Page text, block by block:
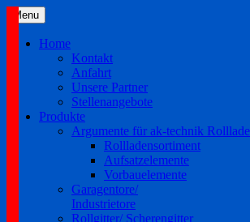
Skip
content
Menu
Home
Kontakt
Anfahrt
Unsere Partner
Stellenangebote
Produkte
Argumente für ak-technik
Rollladensortiment
Aufsatzelemente
Vorbauelemente
Garagentore/
Industrietore
Rollgitter/ Scherengitter